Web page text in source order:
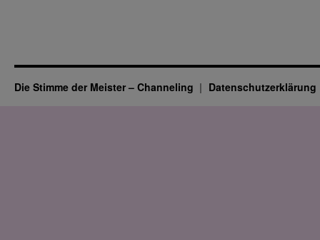
Die Stimme der Meister – Channeling Datenschutz­erklärung